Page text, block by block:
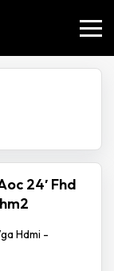
24′ Fhd
Hdmi -